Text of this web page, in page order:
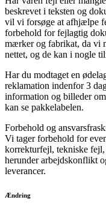
beskrevet i teksten og
vil vi forsøge at afhjælpe
forbehold for fejlagtig
mærker og fabrikat, da vi
nettet, og de kan i nogle
Har du modtaget en
reklamation indenfor 3
information og billeder
kan se pakkelabelen.
Forbehold og
Vi tager forbehold for
korrekturfejl, tekniske
herunder arbejdskonflikt
leverancer.
Ændring